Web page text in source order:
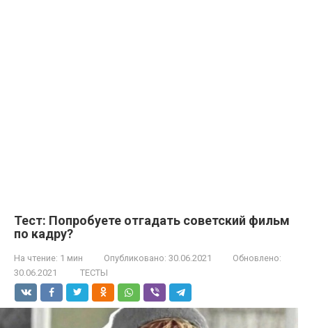
Тест: Попробуете отгадать советский фильм
по кадру?
На чтение: 1 мин Опубликовано: 30.06.2021
Обновлено:
30.06.2021
ТЕСТЫ